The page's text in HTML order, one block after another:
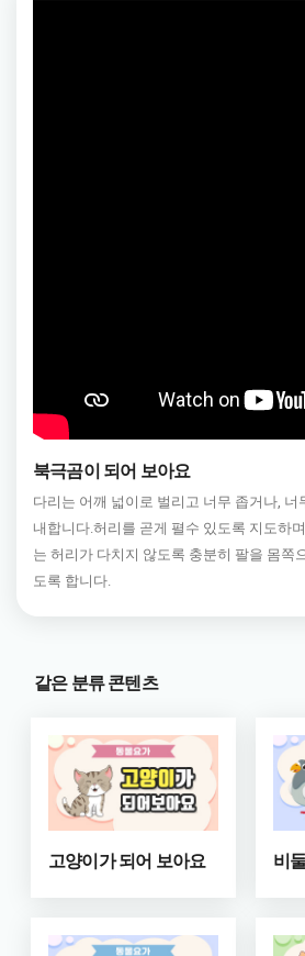
북극곰이 되어 보아요
다리는 어깨 넓이로 벌리고 너무 좁거나, 너
내합니다.허리를 곧게 펼수 있도록 지도하
는 허리가 다치지 않도록 충분히 팔을 몸쪽
도록 합니다.
같은 분류 콘텐츠
고양이가 되어 보아요 비